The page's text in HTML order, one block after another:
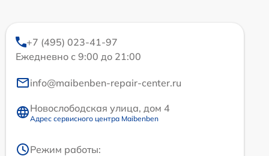
+7 (495) 023-41-97
Ежедневно с 9:00 до 21:00
info@maibenben-repair-center.ru
Новослободская улица, дом 4
Адрес сервисного центра Maibenben
Режим работы: